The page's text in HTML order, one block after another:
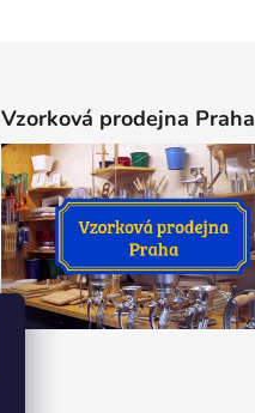
Vzorková prodejna Praha